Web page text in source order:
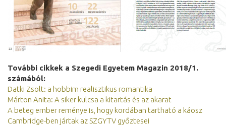
További cikkek a Szegedi Egyetem Magazin 2018/1.
számából:
Datki Zsolt: a hobbim realisztikus romantika
Márton Anita: A siker kulcsa a kitartás és az akarat
A beteg ember reménye is, hogy kordában tartható a káosz
Cambridge-ben jártak az SZGYTV győztesei